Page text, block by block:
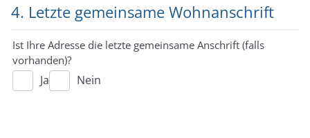
4. Letzte gemeinsame Wohnanschrift
Ist Ihre Adresse die letzte gemeinsame Anschrift (falls
vorhanden)?
Ja Nein